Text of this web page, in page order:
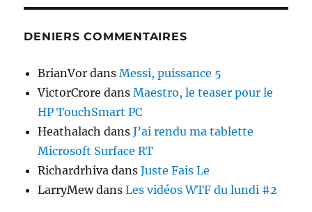
DENIERS COMMENTAIRES
BrianVor dansMessi, puissance 5
VictorCrore dansMaestro, le teaser pour le
HP TouchSmart PC
Heathalach dansJ’ai rendu ma tablette
Microsoft Surface RT
Richardrhiva dansJuste Fais Le
LarryMewdansLes vidéos WTF du lundi #2